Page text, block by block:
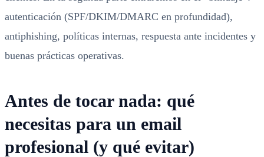
autenticación (SPF/DKIM/DMARC en profundidad),
antiphishing, políticas internas, respuesta ante incidentes y
buenas prácticas operativas.
Antes de tocar nada: qué
necesitas para un email
profesional (y qué evitar)